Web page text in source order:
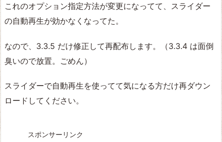
これのオプション指定方法が変更になってて、スライダー
の自動再生が効かなくなってた。
なので、3.3.5 だけ修正して再配布します。（3.3.4 は面倒
臭いので放置。ごめん）
スライダーで自動再生を使ってて気になる方だけ再ダウン
ロードしてください。
スポンサーリンク